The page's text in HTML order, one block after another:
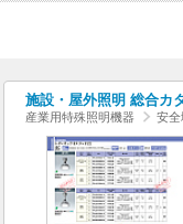
施設・屋外照明 総合カ
産業用特殊照明機器 安全